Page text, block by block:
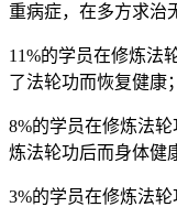
重病症，在多方求治
11%的学员在修炼法
了法轮功而恢复健康；
8%的学员在修炼法
炼法轮功后而身体健
3%的学员在修炼法